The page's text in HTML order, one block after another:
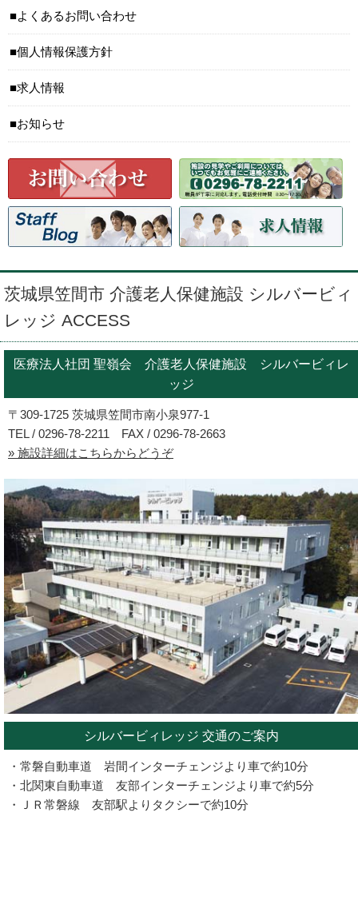
よくあるお問い合わせ
個人情報保護方針
求人情報
お知らせ
茨城県笠間市 介護老人保健施設 シルバービィ
レッジ ACCESS
医療法人社団 聖嶺会 介護老人保健施設 シルバービィレ
ッジ
〒309-1725 茨城県笠間市南小泉977-1
TEL / 0296-78-2211 FAX / 0296-78-2663
» 施設詳細はこちらからどうぞ
シルバービィレッジ 交通のご案内
・常磐自動車道 岩間インターチェンジより車で約10分
・北関東自動車道 友部インターチェンジより車で約5分
・ＪＲ常磐線 友部駅よりタクシーで約10分